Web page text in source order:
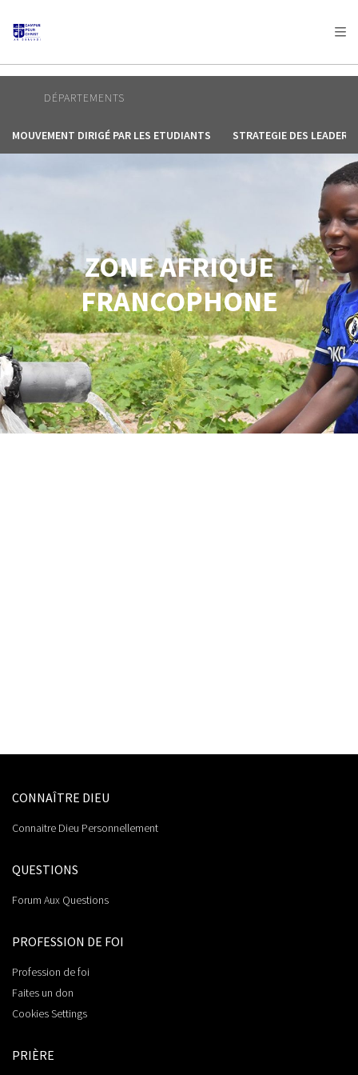
AFRICA
AMERICA / CARIBBEAN
OCEANIA
DÉPARTEMENTS
MOUVEMENT DIRIGÉ PAR LES ETUDIANTS STRATEGIE DES LEADERS
ZONE AFRIQUE
FRANCOPHONE
CONNAÎTRE DIEU
Connaitre Dieu Personnellement
QUESTIONS
Forum Aux Questions
PROFESSION DE FOI
Profession de foi
Faites un don
Cookies Settings
PRIÈRE